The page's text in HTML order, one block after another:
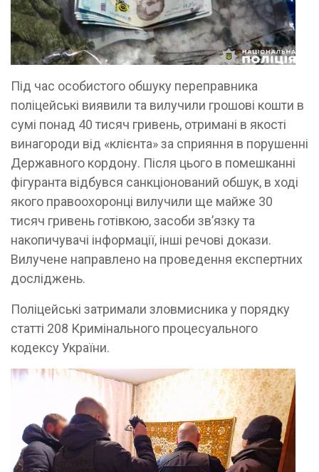
Під час особистого обшуку переправника
поліцейські виявили та вилучили грошові кошти в
сумі понад 40 тисяч гривень, отримані в якості
винагороди від «клієнта» за сприяння в порушенні
Державного кордону. Після цього в помешканні
фігуранта відбувся санкціонований обшук, в ході
якого правоохоронці вилучили ще майже 30
тисяч гривень готівкою, засоби зв’язку та
накопичувачі інформації, інші речові докази.
Вилучене направлено на проведення експертних
досліджень.
Поліцейські затримали зловмисника у порядку
статті 208 Кримінального процесуального
кодексу України.